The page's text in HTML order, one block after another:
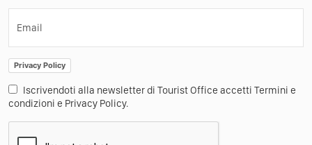
Email
Privacy Policy
Iscrivendoti alla newsletter di Tourist Office accetti Termini e
condizioni e Privacy Policy.